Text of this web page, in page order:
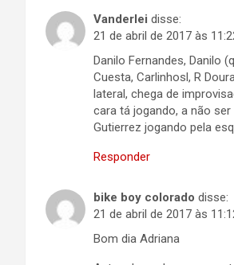
Vanderlei disse:
21 de abril de 2017 às
Danilo Fernandes, Danilo
Cuesta, Carlinhosl, R
lateral, chega de
cara tá jogando, a não
Gutierrez jogando pela
Responder
bike boy colorado disse:
21 de abril de 2017 às
Bom dia Adriana